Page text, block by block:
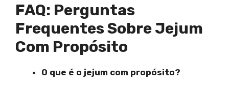
FAQ: Perguntas
Frequentes Sobre Jejum
Com Propósito
O que é o jejum com propósito?